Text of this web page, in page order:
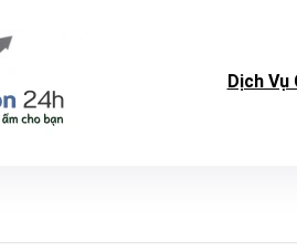
Dịch Vụ